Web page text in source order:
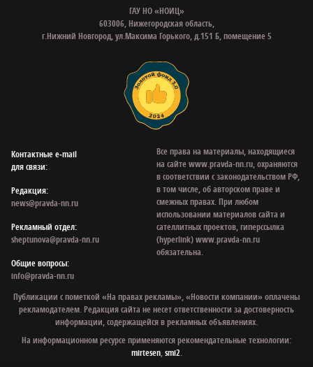
ГАУ НО «НОИЦ»
603006, Нижегородская область,
г.Нижний Новгород, ул.Максима Горького, д.151 Б, помещение 5
Контактные e‑mail
для связи:
Редакция:
news@pravda-nn.ru
Рекламный отдел:
sheptunova@pravda-nn.ru
Общие вопросы:
info@pravda-nn.ru
Все права на материалы, находящиеся
на сайте www.pravda-nn.ru, охраняются
в соответствии с законодательством РФ,
в том числе, об авторском праве и
смежных правах. При любом
использовании материалов сайта и
сателлитных проектов, гиперссылка
(hyperlink) www.pravda-nn.ru
обязательна.
Публикации с пометкой «На правах рекламы», «Новости компании» оплачены
рекламодателем. Редакция сайта не несет ответственности за достоверность
информации, содержащейся в рекламных объявлениях.
На информационном ресурсе применяются рекомендательные технологии:
mirtesen,smi2.